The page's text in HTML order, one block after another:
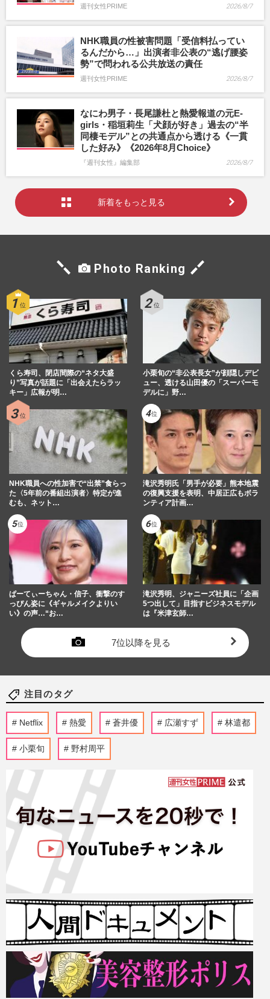
週刊女性PRIME 2026/8/7
NHK職員の性被害問題「受信料払ってい
るんだから…」出演者非公表の“逃げ腰姿
勢”で問われる公共放送の責任
週刊女性PRIME 2026/8/7
なにわ男子・長尾謙杜と熱愛報道の元E-
girls・稲垣莉生「犬顔が好き」過去の“半
同棲モデル”との共通点から透ける《一貫
した好み》《2026年8月Choice》
『週刊女性』編集部 2026/8/7
新着をもっと見る
Photo Ranking
くら寿司、閉店間際の“ネタ大盛
り”写真が話題に「出会えたらラッ
キー」広報が明…
小栗旬の“非公表長女”が顔隠しデビ
ュー、透ける山田優の「スーパーモ
デルに」野…
NHK職員への性加害で“出禁”食らっ
た〈5年前の番組出演者〉特定が進
むも、ネット…
滝沢秀明氏「男手が必要」熊本地震
の復興支援を表明、中居正広もボラ
ンティア計画…
ぱーてぃーちゃん・信子、衝撃のす
っぴん姿に《ギャルメイクよりい
い》の声…“お…
滝沢秀明、ジャニーズ社員に「企画
5つ出して」目指すビジネスモデル
は『米津玄師…
7位以降を見る
注目のタグ
Netflix 熱愛 蒼井優 広瀬すず 林遣都
小栗旬 野村周平